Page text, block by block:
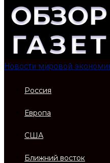
Новости мировой
Россия
Европа
США
Ближний восток